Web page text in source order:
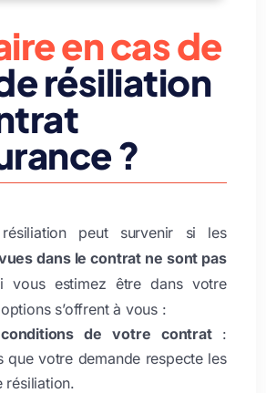
en cas de
résiliation
?
peut survenir si les
dans le contrat ne sont pas
vous estimez être dans votre
s’offrent à vous :
conditions de votre contrat :
que votre demande respecte les
résiliation.